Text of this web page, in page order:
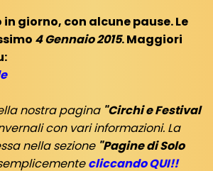
giorno, con alcune pause. Le
4 Gennaio 2015. Maggiori
nostra pagina "Circhi e Festival
con vari informazioni. La
nella sezione "Pagine di Solo
cliccando QUI!!